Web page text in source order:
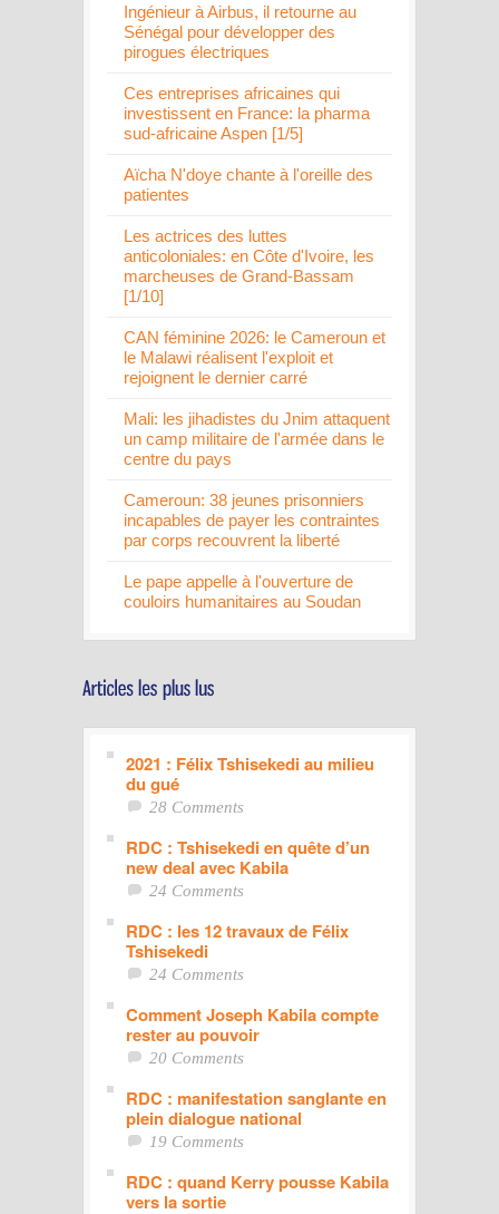
Ingénieur à Airbus, il retourne au
Sénégal pour développer des
pirogues électriques
Ces entreprises africaines qui
investissent en France: la pharma
sud-africaine Aspen [1/5]
Aïcha N'doye chante à l'oreille des
patientes
Les actrices des luttes
anticoloniales: en Côte d'Ivoire, les
marcheuses de Grand-Bassam
[1/10]
CAN féminine 2026: le Cameroun et
le Malawi réalisent l'exploit et
rejoignent le dernier carré
Mali: les jihadistes du Jnim attaquent
un camp militaire de l'armée dans le
centre du pays
Cameroun: 38 jeunes prisonniers
incapables de payer les contraintes
par corps recouvrent la liberté
Le pape appelle à l'ouverture de
couloirs humanitaires au Soudan
2021 : Félix Tshisekedi au milieu
du gué
28 Comments
RDC : Tshisekedi en quête d’un
new deal avec Kabila
24 Comments
RDC : les 12 travaux de Félix
Tshisekedi
24 Comments
Comment Joseph Kabila compte
rester au pouvoir
20 Comments
RDC : manifestation sanglante en
plein dialogue national
19 Comments
RDC : quand Kerry pousse Kabila
vers la sortie